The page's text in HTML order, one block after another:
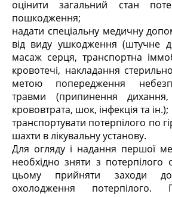
оцінити загальний стан
пошкодження;
надати спеціальну медичну
від виду ушкодження (штучне
масаж серця, транспортна
кровотечі, накладання
метою попередження
травми (припинення
крововтрата, шок, інфекція та ін.);
транспортувати потерпілого по
шахти в лікувальну установу.
Для огляду і надання першої
необхідно зняти з потерпілого
цьому прийняти заходи
охолодження потерпілого.